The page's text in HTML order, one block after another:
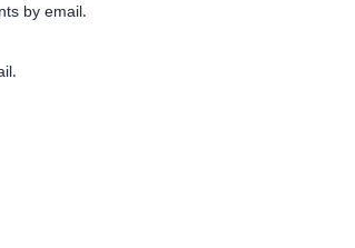
by email.